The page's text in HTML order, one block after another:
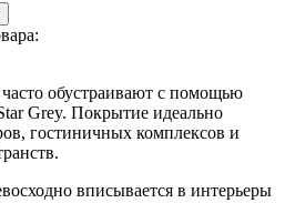
обустраивают с помощью
Grey. Покрытие идеально
гостиничных комплексов и
вписывается в интерьеры